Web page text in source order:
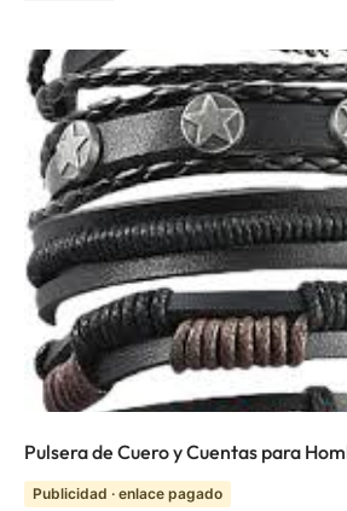
Pulsera de Cuero y Cuentas para
Publicidad · enlace pagado